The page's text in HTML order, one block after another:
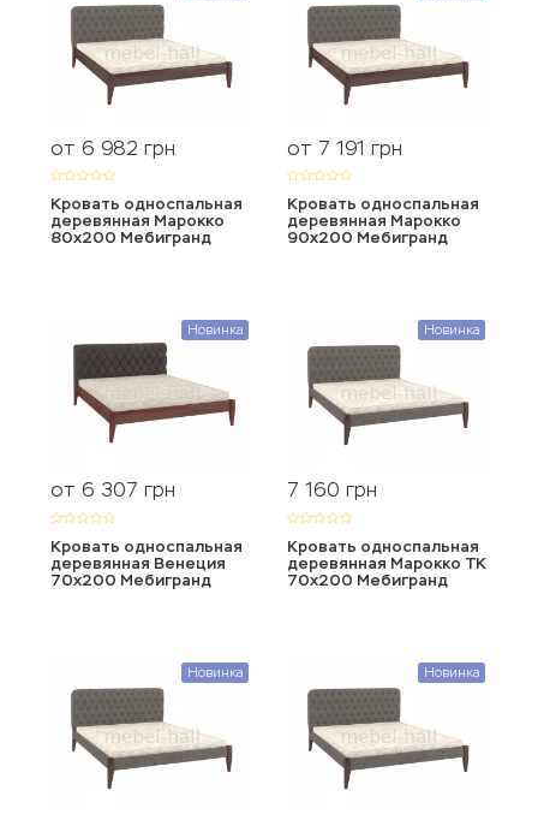
от 6 982 грн
Кровать односпальная
деревянная Марокко
80х200 Мебигранд
от 7 191 грн
Кровать односпальная
деревянная Марокко
90х200 Мебигранд
Новинка
от 6 307 грн
Кровать односпальная
деревянная Венеция
70х200 Мебигранд
Новинка
7 160 грн
Кровать односпальная
деревянная Марокко ТК
70х200 Мебигранд
Новинка Новинка